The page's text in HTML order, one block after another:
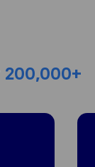
200,000+